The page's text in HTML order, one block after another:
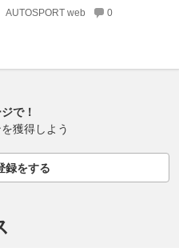
AUTOSPORT web 0
で！
獲得しよう
録をする